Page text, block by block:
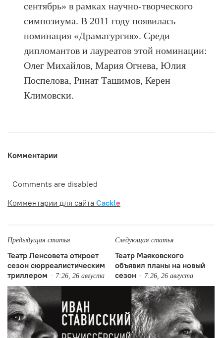
сентябрь» в рамках научно-творческого
симпозиума. В 2011 году появилась
номинация «Драматургия». Среди
дипломантов и лауреатов этой номинации:
Олег Михайлов, Мария Огнева, Юлия
Поспелова, Ринат Ташимов, Керен
Климовски.
Комментарии
Comments are disabled
Комментарии для сайта Cackle
Предыдущая статья
Театр Ленсовета откроет
сезон сюрреалистическим
триллером
7:26, 26 августа
Следующая статья
Театр Маяковского
объявил планы на новый
сезон
7:26, 26 августа